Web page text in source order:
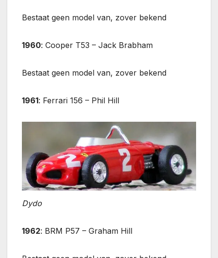
Bestaat geen model van, zover bekend
1960: Cooper T53 – Jack Brabham
Bestaat geen model van, zover bekend
1961: Ferrari 156 – Phil Hill
Dydo
1962: BRM P57 – Graham Hill